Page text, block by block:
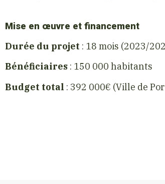
Mise en œuvre et financement
Durée du projet : 18 mois (2023/
Bénéficiaires : 150 000 habitants
Budget total : 392 000€ (Ville de